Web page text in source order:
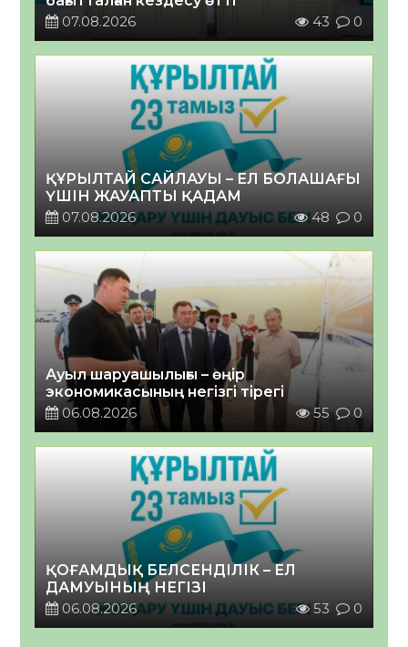
07.08.2026
43 0
ҚҰРЫЛТАЙ САЙЛАУЫ – ЕЛ БОЛАШАҒЫ
ҮШІН ЖАУАПТЫ ҚАДАМ
07.08.2026
48 0
Ауыл шаруашылығы – өңір
экономикасының негізгі тірегі
06.08.2026
55 0
ҚОҒАМДЫҚ БЕЛСЕНДІЛІК – ЕЛ
ДАМУЫНЫҢ НЕГІЗІ
06.08.2026
53 0